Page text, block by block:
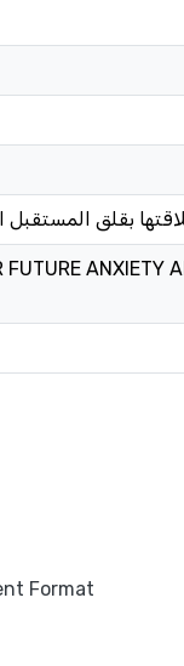
بقلق المستقبل
ANXIETY
Format